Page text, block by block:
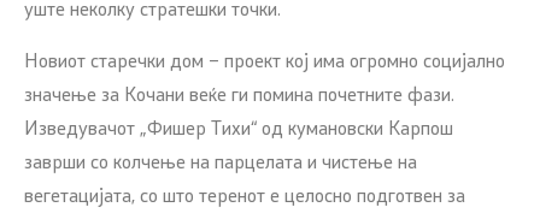
уште неколку стратешки точки.
Новиот старечки дом – проект кој има огромно социјално
значење за Кочани веќе ги помина почетните фази.
Изведувачот „Фишер Тихи“ од кумановски Карпош
заврши со колчење на парцелата и чистење на
вегетацијата, со што теренот е целосно подготвен за